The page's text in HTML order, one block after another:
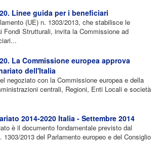
Linee guida per i beneficiari
(UE) n. 1303/2013, che stabilisce le
Fondi Strutturali, invita la Commissione ad
La Commissione europea approva
dell'Italia
negoziato con la Commissione europea e della
centrali, Regioni, Enti Locali e società
2014-2020 Italia - Settembre 2014
è il documento fondamentale previsto dal
1303/2013 del Parlamento europeo e del Consiglio